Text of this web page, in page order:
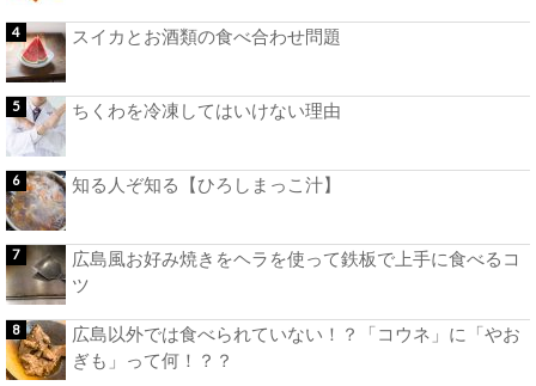
スイカとお酒類の食べ合わせ問題
ちくわを冷凍してはいけない理由
知る人ぞ知る【ひろしまっこ汁】
広島風お好み焼きをヘラを使って鉄板で上手に食べるコ
ツ
広島以外では食べられていない！？「コウネ」に「やお
ぎも」って何！？？